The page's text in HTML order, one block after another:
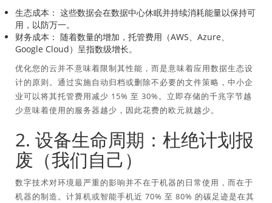
生态成本： 这些数据会在数据中心休眠并持续消耗能量以保持可
用，以防万一。
财务成本： 随着数量的增加，托管费用（AWS、Azure、
Google Cloud）呈指数级增长。
优化您的云并不意味着限制其性能，而是意味着应用数据生态设
计的原则。通过实施自动归档或删除不必要的文件策略，中小企
业可以将其托管费用减少 15% 至 30%。立即存储的千兆字节越
少意味着使用的服务器越少，因此花费的欧元就越少。
2. 设备生命周期：杜绝计划报
废（我们自己）
数字技术对环境最严重的影响并不在于机器的日常使用，而在于
机器的制造。计算机或智能手机近 70% 至 80% 的碳足迹是在其